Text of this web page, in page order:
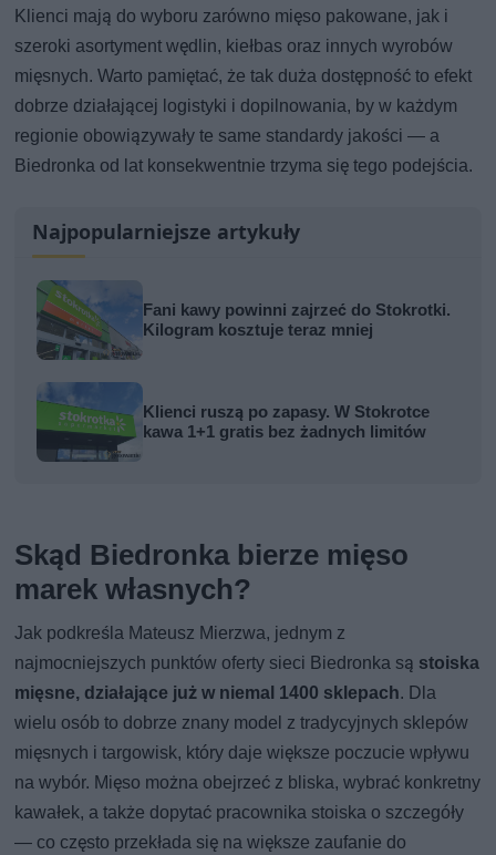
Klienci mają do wyboru zarówno mięso pakowane, jak i
szeroki asortyment wędlin, kiełbas oraz innych wyrobów
mięsnych. Warto pamiętać, że tak duża dostępność to efekt
dobrze działającej logistyki i dopilnowania, by w każdym
regionie obowiązywały te same standardy jakości — a
Biedronka od lat konsekwentnie trzyma się tego podejścia.
Najpopularniejsze artykuły
Fani kawy powinni zajrzeć do Stokrotki.
Kilogram kosztuje teraz mniej
Klienci ruszą po zapasy. W Stokrotce
kawa 1+1 gratis bez żadnych limitów
Skąd Biedronka bierze mięso
marek własnych?
Jak podkreśla Mateusz Mierzwa, jednym z
najmocniejszych punktów oferty sieci Biedronka są stoiska
mięsne, działające już w niemal 1400 sklepach. Dla
wielu osób to dobrze znany model z tradycyjnych sklepów
mięsnych i targowisk, który daje większe poczucie wpływu
na wybór. Mięso można obejrzeć z bliska, wybrać konkretny
kawałek, a także dopytać pracownika stoiska o szczegóły
— co często przekłada się na większe zaufanie do